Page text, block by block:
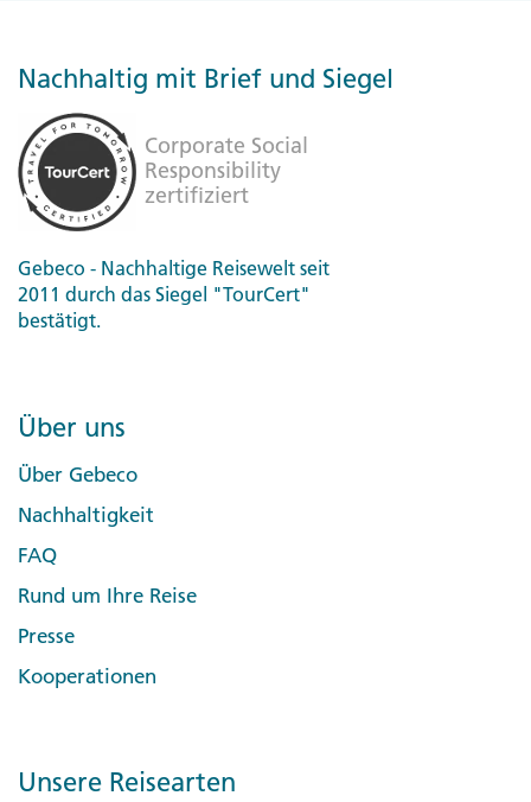
Nachhaltig mit Brief und Siegel
Gebeco - Nachhaltige Reisewelt seit
2011 durch das Siegel "TourCert"
bestätigt.
Über uns
Über Gebeco
Nachhaltigkeit
FAQ
Rund um Ihre Reise
Presse
Kooperationen
Unsere Reisearten